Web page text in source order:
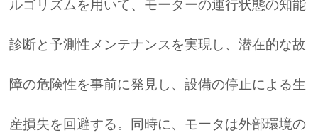
ルゴリズムを用いて、モーターの運行状態の知能
診断と予測性メンテナンスを実現し、潜在的な故
障の危険性を事前に発見し、設備の停止による生
産損失を回避する。同時に、モータは外部環境の